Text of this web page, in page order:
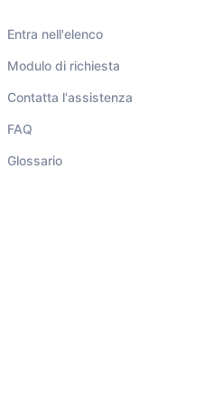
Entra nell'elenco
Modulo di richiesta
Contatta l'assistenza
FAQ
Glossario